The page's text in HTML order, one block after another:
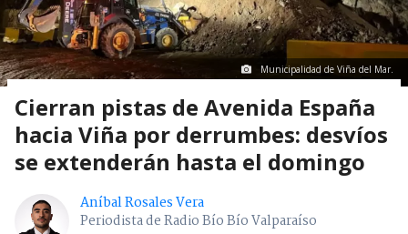
Municipalidad de Viña del Mar.
Cierran pistas de Avenida España
hacia Viña por derrumbes: desvíos
se extenderán hasta el domingo
Aníbal Rosales Vera
Periodista de Radio Bío Bío Valparaíso